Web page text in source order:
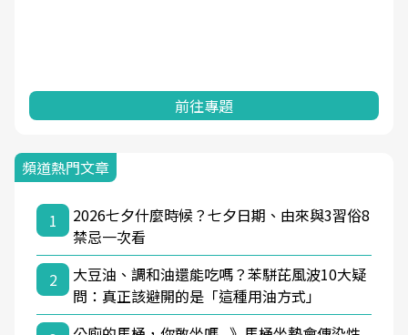
前往專題
頻道熱門文章
1
2026七夕什麼時候？七夕日期、由來與3習俗8
禁忌一次看
2
大豆油、調和油還能吃嗎？苯駢芘風波10大疑
問：真正該避開的是「這種用油方式」